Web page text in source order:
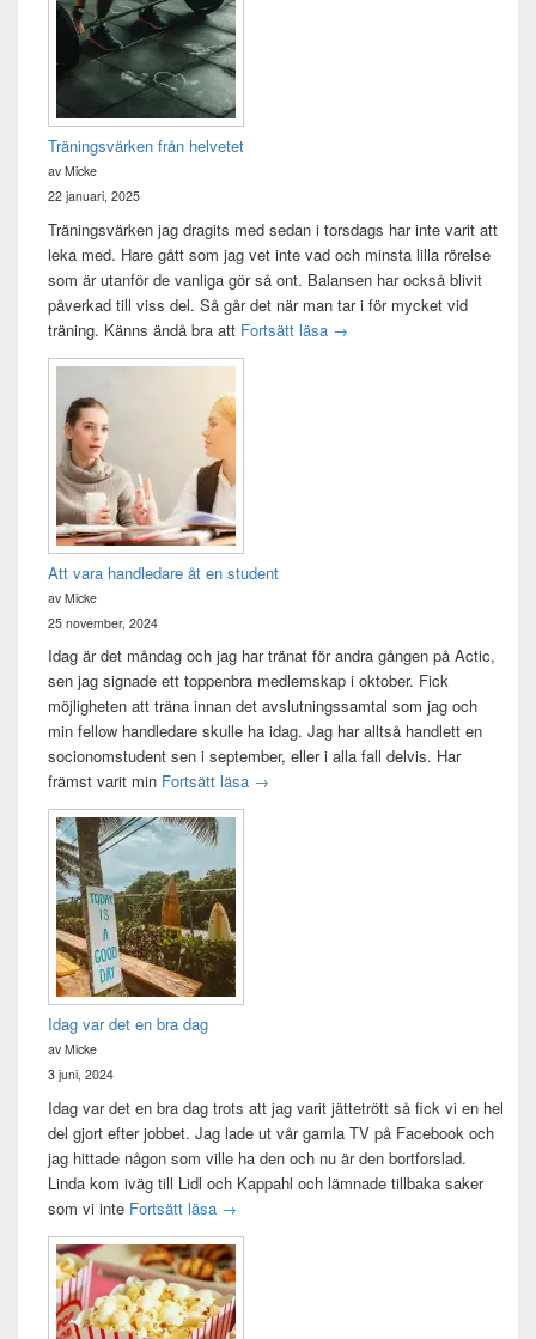
Träningsvärken från helvetet
av Micke
22 januari, 2025
Träningsvärken jag dragits med sedan i torsdags har inte varit att
leka med. Hare gått som jag vet inte vad och minsta lilla rörelse
som är utanför de vanliga gör så ont. Balansen har också blivit
påverkad till viss del. Så går det när man tar i för mycket vid
träning. Känns ändå bra att Fortsätt läsa Träningsvärken från helvetet
→
Att vara handledare åt en student
av Micke
25 november, 2024
Idag är det måndag och jag har tränat för andra gången på Actic,
sen jag signade ett toppenbra medlemskap i oktober. Fick
möjligheten att träna innan det avslutningssamtal som jag och
min fellow handledare skulle ha idag. Jag har alltså handlett en
socionomstudent sen i september, eller i alla fall delvis. Har
främst varit min Fortsätt läsa Att vara handledare åt en student
→
Idag var det en bra dag
av Micke
3 juni, 2024
Idag var det en bra dag trots att jag varit jättetrött så fick vi en hel
del gjort efter jobbet. Jag lade ut vår gamla TV på Facebook och
jag hittade någon som ville ha den och nu är den bortforslad.
Linda kom iväg till Lidl och Kappahl och lämnade tillbaka saker
som vi inte Fortsätt läsa Idag var det en bra dag
→